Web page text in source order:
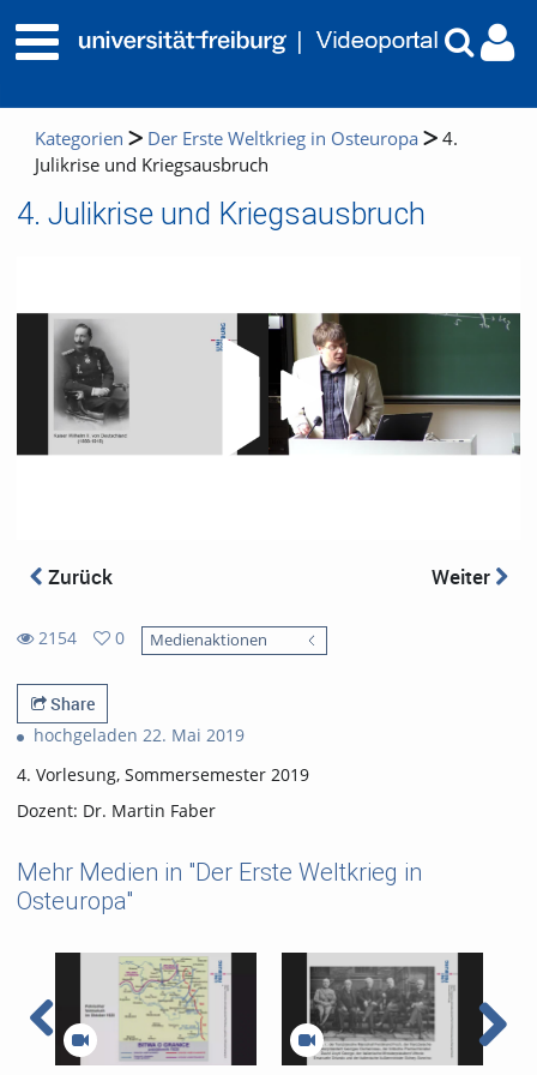
Kategorien Der Erste Weltkrieg in Osteuropa
4.
Julikrise und Kriegsausbruch
4. Julikrise und Kriegsausbruch
Zurück Weiter
2154
views
0
favorites
Medienaktionen
Share
hochgeladen 22. Mai 2019
4. Vorlesung, Sommersemester 2019
Dozent: Dr. Martin Faber
Mehr Medien in "Der Erste Weltkrieg in
Osteuropa"